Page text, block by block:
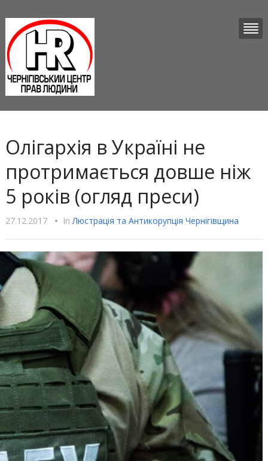
Олігархія в Україні не
протримається довше ніж
5 років (огляд преси)
27.12.2017 • InЛюстрацiя та Антикорупцiя Чернігівщина